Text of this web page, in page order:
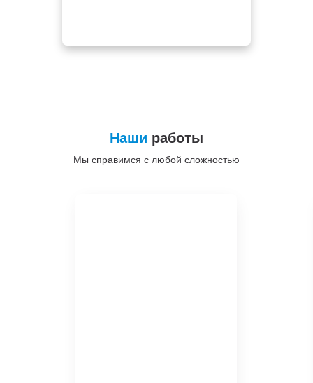
Наши работы
Мы справимся с любой сложностью